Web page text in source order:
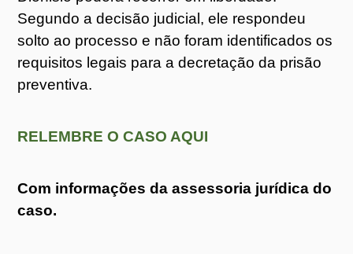
Segundo a decisão judicial, ele respondeu
solto ao processo e não foram identificados os
requisitos legais para a decretação da prisão
preventiva.
RELEMBRE O CASO AQUI
Com informações da assessoria jurídica do
caso.